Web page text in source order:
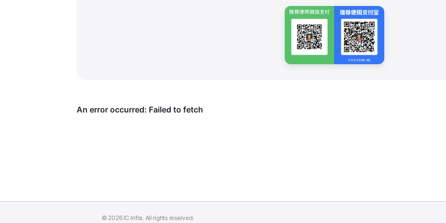
© 2026 IC Infra. All rights reserved.